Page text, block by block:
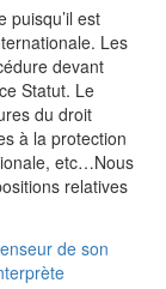
puisqu’il est
Les
devant
Statut. Le
du droit
à la protection
etc…Nous
relatives
de son